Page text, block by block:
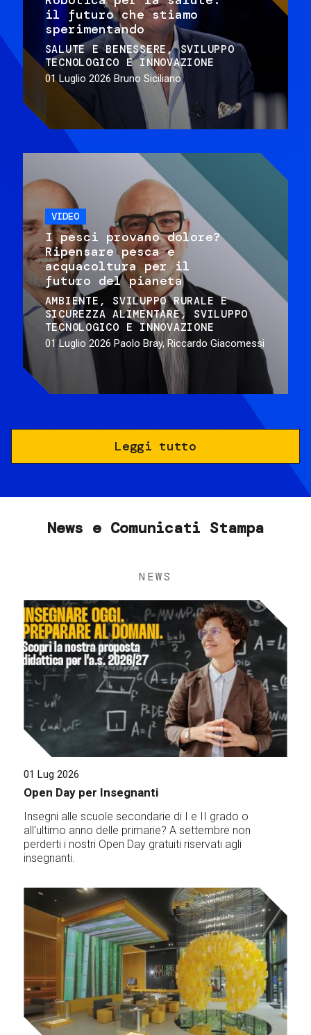
il futuro che stiamo
sperimentando
SALUTE E BENESSERE
SVILUPPO
TECNOLOGICO E INNOVAZIONE
01 Luglio 2026 Bruno Siciliano
VIDEO
I pesci provano dolore?
Ripensare pesca e
acquacoltura per il
futuro del pianeta
AMBIENTE
SVILUPPO RURALE E
SICUREZZA ALIMENTARE
SVILUPPO
TECNOLOGICO E INNOVAZIONE
01 Luglio 2026 Paolo Bray, Riccardo Giacomessi
Leggi tutto
News e Comunicati Stampa
NEWS
01 Lug 2026
Open Day per Insegnanti
Insegni alle scuole secondarie di I e II grado o
all'ultimo anno delle primarie? A settembre non
perderti i nostri Open Day gratuiti riservati agli
insegnanti.